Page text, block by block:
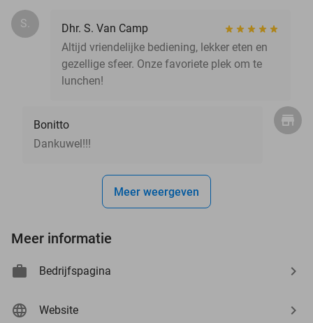
S.
Dhr. S. Van Camp
Altijd vriendelijke bediening, lekker eten en
gezellige sfeer. Onze favoriete plek om te
lunchen!
Bonitto
Dankuwel!!!
Meer weergeven
Meer informatie
Bedrijfspagina
Website